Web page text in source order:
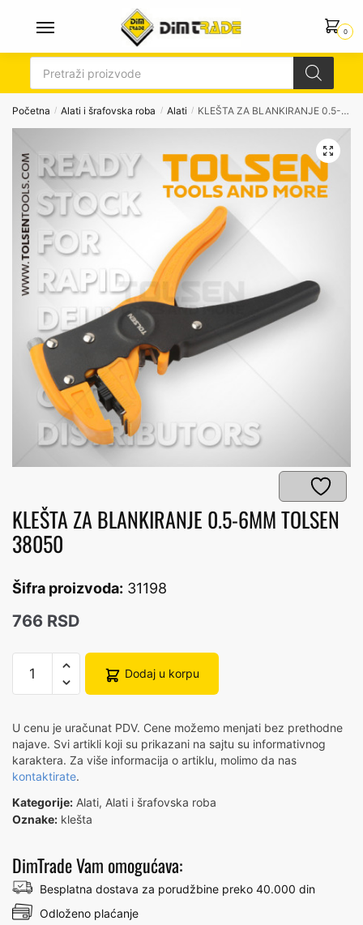
0
Products
search
Početna / Alati i šrafovska roba / Alati / KLEŠTA ZA BLANKIRANJE 0.5-6mm TOLSEN 38050
🔍
KLEŠTA ZA BLANKIRANJE 0.5-6MM TOLSEN
38050
Šifra proizvoda: 31198
766 RSD
U cenu je uračunat PDV. Cene možemo menjati bez prethodne
najave. Svi artikli koji su prikazani na sajtu su informativnog
karaktera. Za više informacija o artiklu, molimo da nas
kontaktirate.
Kategorije: Alati, Alati i šrafovska roba
Oznake: klešta
BLANKIRANJE
0.5-
6mm
TOLSEN
38050
количина
Dodaj u korpu
DimTrade Vam omogućava:
Besplatna dostava za porudžbine preko 40.000 din
Odloženo plaćanje